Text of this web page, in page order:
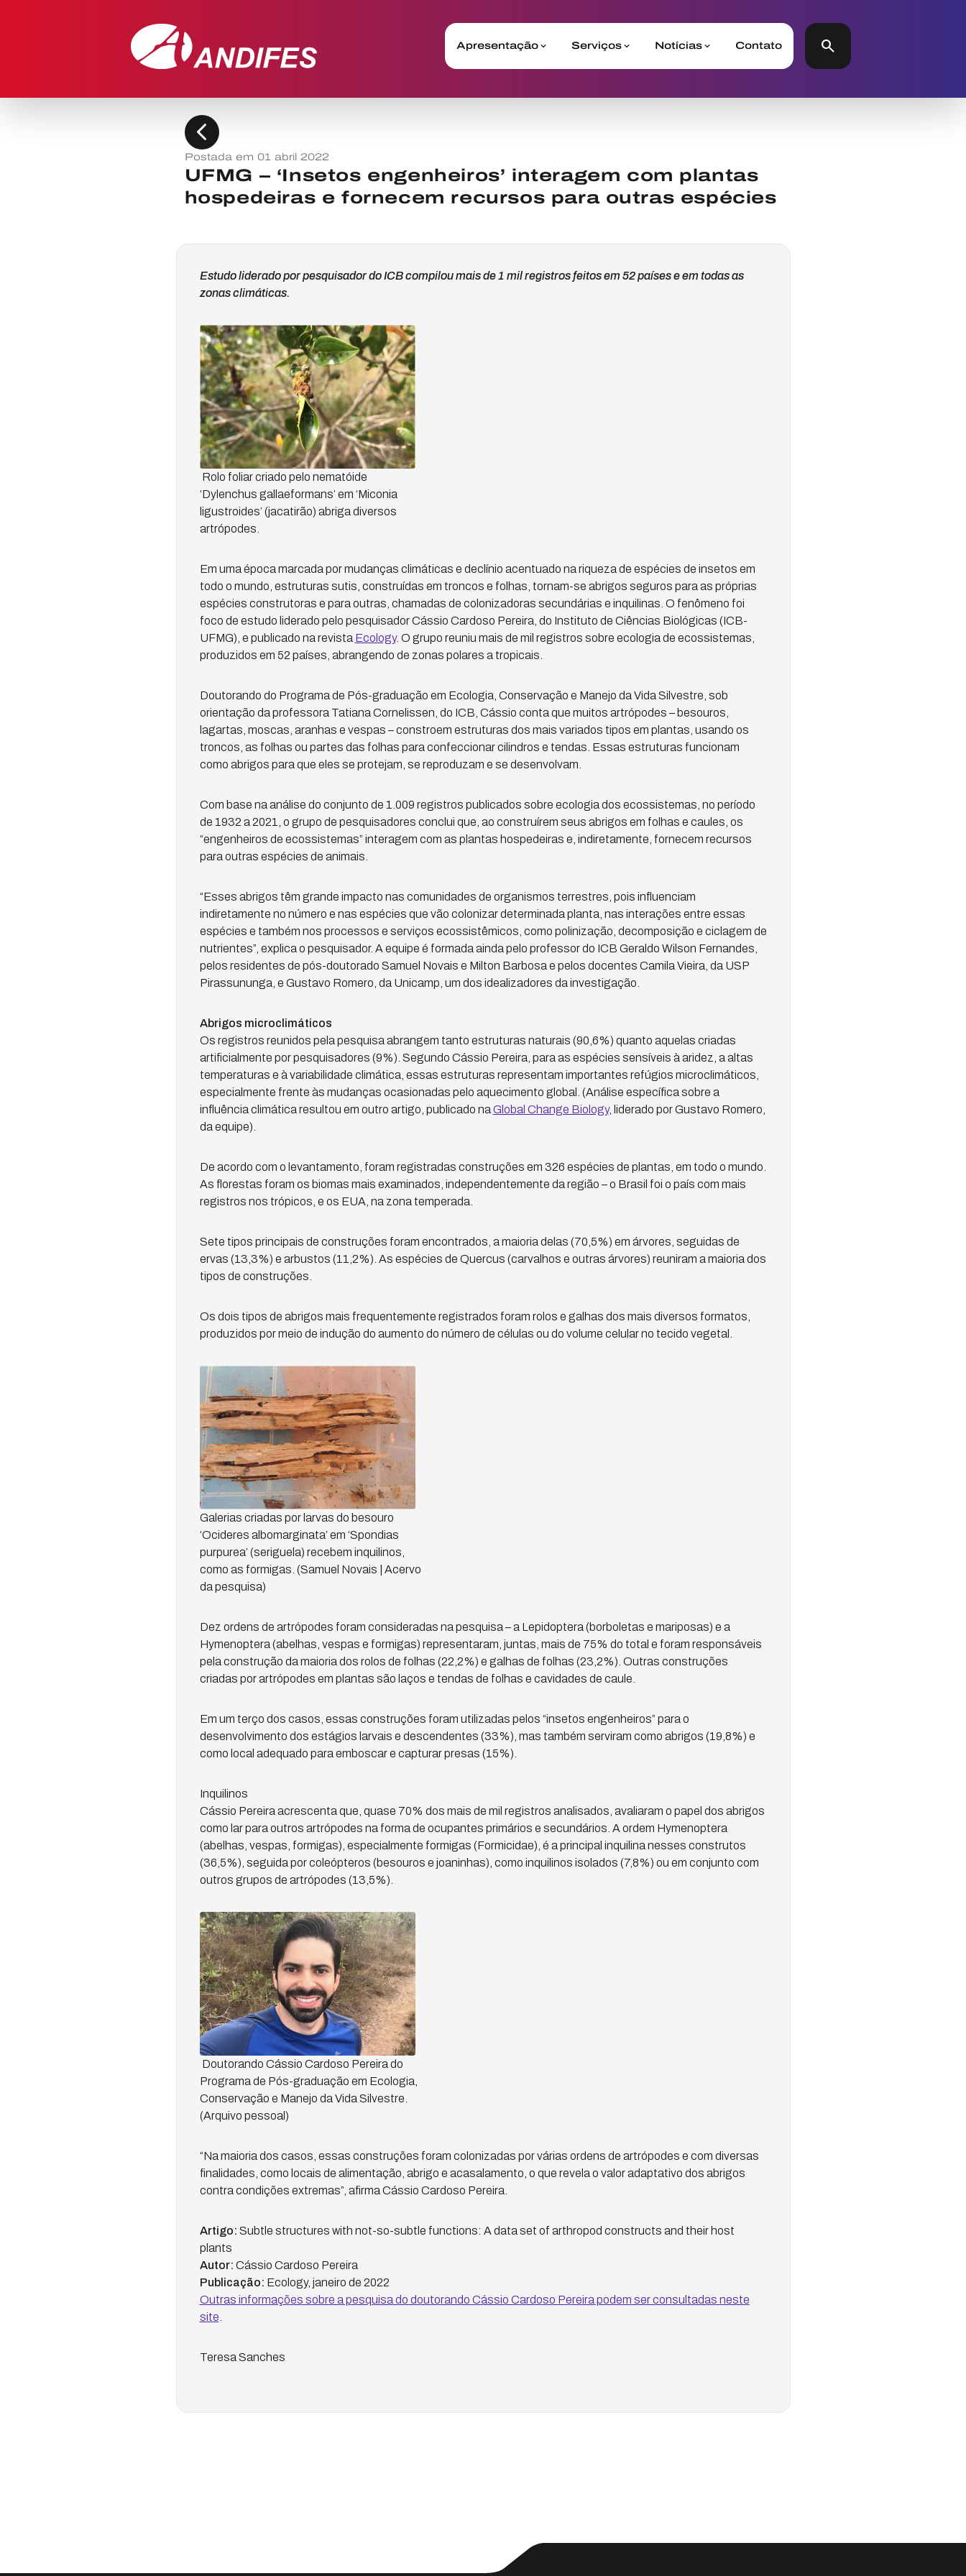
Apresentação Serviços Notícias Contato search
chevron_left
Postada em 01 abril 2022
UFMG – ‘Insetos engenheiros’ interagem com plantas
hospedeiras e fornecem recursos para outras espécies
Estudo liderado por pesquisador do ICB compilou mais de 1 mil registros feitos em 52 países e em todas as
zonas climáticas.
Rolo foliar criado pelo nematóide
‘Dylenchus gallaeformans’ em ‘Miconia
ligustroides’ (jacatirão) abriga diversos
artrópodes.
Em uma época marcada por mudanças climáticas e declínio acentuado na riqueza de espécies de insetos em
todo o mundo, estruturas sutis, construídas em troncos e folhas, tornam-se abrigos seguros para as próprias
espécies construtoras e para outras, chamadas de colonizadoras secundárias e inquilinas. O fenômeno foi
foco de estudo liderado pelo pesquisador Cássio Cardoso Pereira, do Instituto de Ciências Biológicas (ICB-
UFMG), e publicado na revista Ecology. O grupo reuniu mais de mil registros sobre ecologia de ecossistemas,
produzidos em 52 países, abrangendo de zonas polares a tropicais.
Doutorando do Programa de Pós-graduação em Ecologia, Conservação e Manejo da Vida Silvestre, sob
orientação da professora Tatiana Cornelissen, do ICB, Cássio conta que muitos artrópodes – besouros,
lagartas, moscas, aranhas e vespas – constroem estruturas dos mais variados tipos em plantas, usando os
troncos, as folhas ou partes das folhas para confeccionar cilindros e tendas. Essas estruturas funcionam
como abrigos para que eles se protejam, se reproduzam e se desenvolvam.
Com base na análise do conjunto de 1.009 registros publicados sobre ecologia dos ecossistemas, no período
de 1932 a 2021, o grupo de pesquisadores conclui que, ao construírem seus abrigos em folhas e caules, os
“engenheiros de ecossistemas” interagem com as plantas hospedeiras e, indiretamente, fornecem recursos
para outras espécies de animais.
“Esses abrigos têm grande impacto nas comunidades de organismos terrestres, pois influenciam
indiretamente no número e nas espécies que vão colonizar determinada planta, nas interações entre essas
espécies e também nos processos e serviços ecossistêmicos, como polinização, decomposição e ciclagem de
nutrientes”, explica o pesquisador. A equipe é formada ainda pelo professor do ICB Geraldo Wilson Fernandes,
pelos residentes de pós-doutorado Samuel Novais e Milton Barbosa e pelos docentes Camila Vieira, da USP
Pirassununga, e Gustavo Romero, da Unicamp, um dos idealizadores da investigação.
Abrigos microclimáticos
Os registros reunidos pela pesquisa abrangem tanto estruturas naturais (90,6%) quanto aquelas criadas
artificialmente por pesquisadores (9%). Segundo Cássio Pereira, para as espécies sensíveis à aridez, a altas
temperaturas e à variabilidade climática, essas estruturas representam importantes refúgios microclimáticos,
especialmente frente às mudanças ocasionadas pelo aquecimento global. (Análise específica sobre a
influência climática resultou em outro artigo, publicado na Global Change Biology, liderado por Gustavo Romero,
da equipe).
De acordo com o levantamento, foram registradas construções em 326 espécies de plantas, em todo o mundo.
As florestas foram os biomas mais examinados, independentemente da região – o Brasil foi o país com mais
registros nos trópicos, e os EUA, na zona temperada.
Sete tipos principais de construções foram encontrados, a maioria delas (70,5%) em árvores, seguidas de
ervas (13,3%) e arbustos (11,2%). As espécies de Quercus (carvalhos e outras árvores) reuniram a maioria dos
tipos de construções.
Os dois tipos de abrigos mais frequentemente registrados foram rolos e galhas dos mais diversos formatos,
produzidos por meio de indução do aumento do número de células ou do volume celular no tecido vegetal.
Galerias criadas por larvas do besouro
‘Ocideres albomarginata’ em ‘Spondias
purpurea’ (seriguela) recebem inquilinos,
como as formigas. (Samuel Novais | Acervo
da pesquisa)
Dez ordens de artrópodes foram consideradas na pesquisa – a Lepidoptera (borboletas e mariposas) e a
Hymenoptera (abelhas, vespas e formigas) representaram, juntas, mais de 75% do total e foram responsáveis
pela construção da maioria dos rolos de folhas (22,2%) e galhas de folhas (23,2%). Outras construções
criadas por artrópodes em plantas são laços e tendas de folhas e cavidades de caule.
Em um terço dos casos, essas construções foram utilizadas pelos “insetos engenheiros” para o
desenvolvimento dos estágios larvais e descendentes (33%), mas também serviram como abrigos (19,8%) e
como local adequado para emboscar e capturar presas (15%).
Inquilinos
Cássio Pereira acrescenta que, quase 70% dos mais de mil registros analisados, avaliaram o papel dos abrigos
como lar para outros artrópodes na forma de ocupantes primários e secundários. A ordem Hymenoptera
(abelhas, vespas, formigas), especialmente formigas (Formicidae), é a principal inquilina nesses construtos
(36,5%), seguida por coleópteros (besouros e joaninhas), como inquilinos isolados (7,8%) ou em conjunto com
outros grupos de artrópodes (13,5%).
Doutorando Cássio Cardoso Pereira do
Programa de Pós-graduação em Ecologia,
Conservação e Manejo da Vida Silvestre.
(Arquivo pessoal)
“Na maioria dos casos, essas construções foram colonizadas por várias ordens de artrópodes e com diversas
finalidades, como locais de alimentação, abrigo e acasalamento, o que revela o valor adaptativo dos abrigos
contra condições extremas”, afirma Cássio Cardoso Pereira.
Artigo: Subtle structures with not-so-subtle functions: A data set of arthropod constructs and their host
plants
Autor: Cássio Cardoso Pereira
Publicação: Ecology, janeiro de 2022
Outras informações sobre a pesquisa do doutorando Cássio Cardoso Pereira podem ser consultadas neste
site
Teresa Sanches